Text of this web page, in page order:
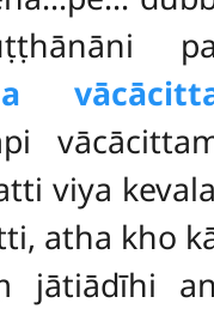
viya
atha kho
jātiādīhi